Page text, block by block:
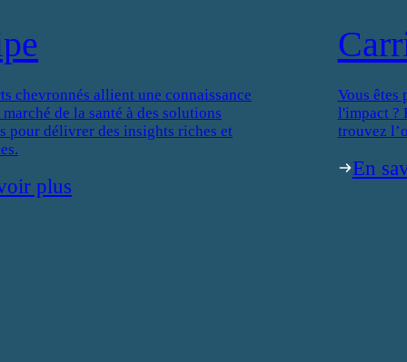
chevronnés allient une connaissance
de la santé à des solutions
pour délivrer des insights riches et
plus
Vous êtes
l'impact ?
trouvez
En